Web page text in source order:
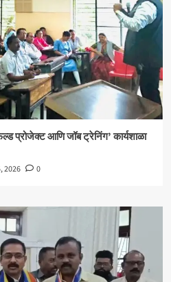
प्रोजेक्ट आणि जॉब ट्रेनिंग’ कार्यशाळा
2026 0